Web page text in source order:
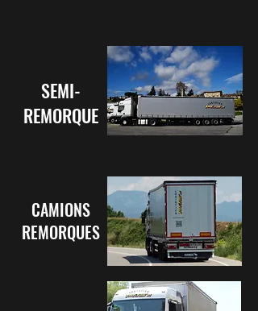
SEMI-
REMORQUE
CAMIONS
REMORQUES